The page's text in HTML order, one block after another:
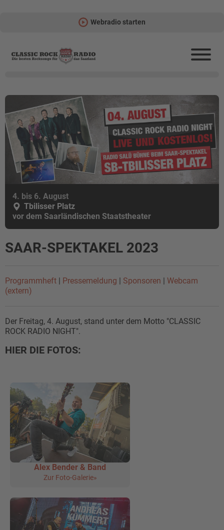
Webradio starten
4. bis 6. August
Tbilisser Platz
vor dem Saarländischen Staatstheater
SAAR-SPEKTAKEL 2023
Programmheft | Pressemeldung | Sponsoren | Webcam
(extern)
Der Freitag, 4. August, stand unter dem Motto "CLASSIC
ROCK RADIO NIGHT".
HIER DIE FOTOS:
Alex Bender & Band
Zur Foto-Galerie»